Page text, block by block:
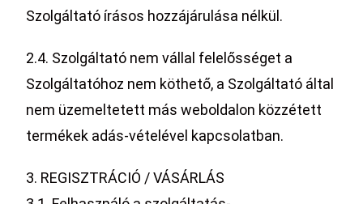
Szolgáltató írásos hozzájárulása nélkül.
2.4. Szolgáltató nem vállal felelősséget a
Szolgáltatóhoz nem köthető, a Szolgáltató által
nem üzemeltetett más weboldalon közzétett
termékek adás-vételével kapcsolatban.
3. REGISZTRÁCIÓ / VÁSÁRLÁS